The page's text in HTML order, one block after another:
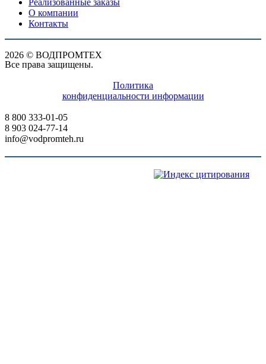
О компании
Контакты
2026 © ВОДПРОМТЕХ
Все права защищены.
Политика
конфиденциальности информации
8 800 333-01-05
8 903 024-77-14
info@vodpromteh.ru